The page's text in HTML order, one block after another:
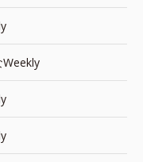
Weekly